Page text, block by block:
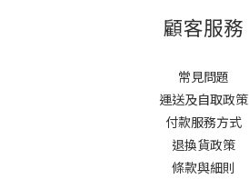
顧客服務
常見問題
運送及自取政策
付款服務方式
退換貨政策
條款與細則